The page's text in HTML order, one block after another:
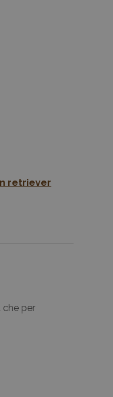
retriever
che per